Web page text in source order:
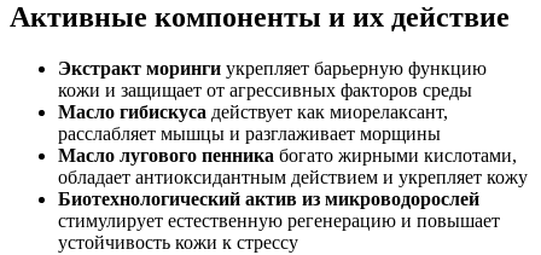
Активные компоненты и их действие
Экстракт моринги укрепляет барьерную функцию
кожи и защищает от агрессивных факторов среды
Масло гибискуса действует как миорелаксант,
расслабляет мышцы и разглаживает морщины
Масло лугового пенника богато жирными кислотами,
обладает антиоксидантным действием и укрепляет кожу
Биотехнологический актив из микроводорослей
стимулирует естественную регенерацию и повышает
устойчивость кожи к стрессу